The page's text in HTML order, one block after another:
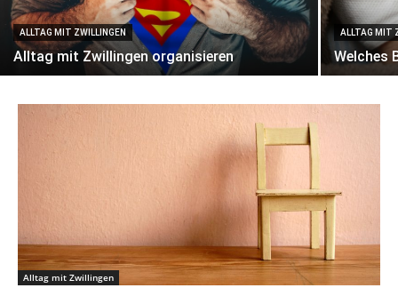
ALLTAG MIT ZWILLINGEN
Alltag mit Zwillingen organisieren
ALLTAG MIT
Welches
Alltag mit Zwillingen